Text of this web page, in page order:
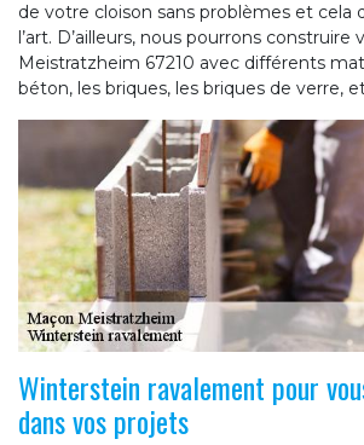
de votre cloison sans problèmes et cela
l’art. D’ailleurs, nous pourrons construire
Meistratzheim 67210 avec différents
béton, les briques, les briques de verre,
Winterstein ravalement pour
dans vos projets